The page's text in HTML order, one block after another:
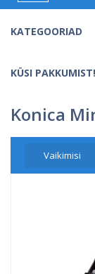
navigation
KATEGOORIAD
KÜSI PAKKUMIST!
Konica